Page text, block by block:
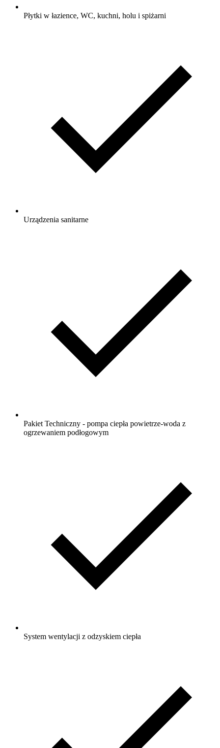
Płytki w łazience, WC, kuchni, holu i spiżarni
Urządzenia sanitarne
Pakiet Techniczny - pompa ciepła powietrze-woda z
ogrzewaniem podłogowym
System wentylacji z odzyskiem ciepła